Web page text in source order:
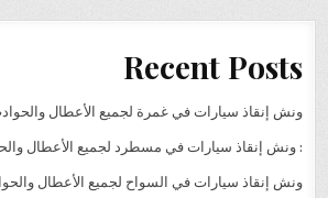
Recent Posts
ونش إنقاذ سيارات في غمرة لجميع الأعطال
: ونش إنقاذ سيارات في مسطرد لجميع الأعطال
ونش إنقاذ سيارات في السواح لجميع الأعطال